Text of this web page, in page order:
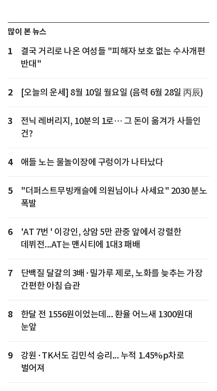
많이 본 뉴스
1
결국 거리로 나온 여성들 "피해자 보호 없는 수사개편
반대"
2 [오늘의 운세] 8월 10일 월요일 (음력 6월 28일 丙辰)
3
전닉 레버리지, 10분의 1로… 그 돈이 옮겨가 사들인
건?
4 애들 노는 물놀이장에 구렁이가 나타났다
5
"더퍼스트무빙캐슬에 의원님이나 사세요" 2030 분노
폭발
6
'AT 7번 ' 이강인, 상암 5만 관중 앞에서 강렬한
데뷔전...AT는 맨시티에 1대3 패배
7
단백질 달걀의 3배·밀가루 제로, 노화를 늦추는 가장
간편한 아침 습관
8
한달 전 1556원이었는데... 환율 어느새 1300원대
눈앞
9
강원·TK서도 김민석 승리... 누적 1.45%p차로
벌어져